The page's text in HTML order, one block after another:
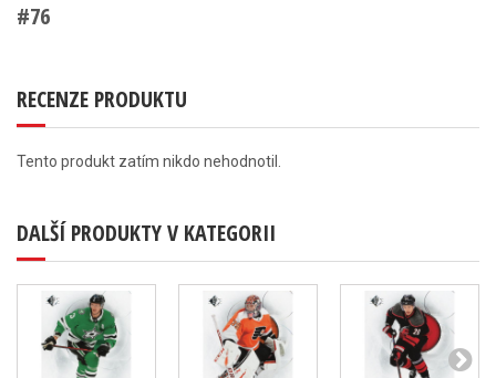
#76
RECENZE PRODUKTU
Tento produkt zatím nikdo nehodnotil.
DALŠÍ PRODUKTY V KATEGORII